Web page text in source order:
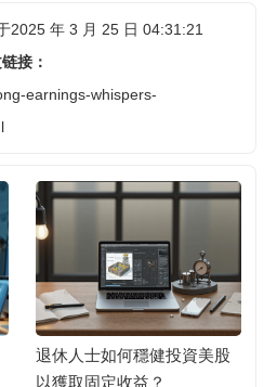
2025 年 3 月 25 日 04:31:21
接：
earnings-whispers-
退休人士如何穩健投資美股
以獲取固定收益？